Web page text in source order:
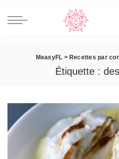
MeasyFL > Recettes par
Étiquette :